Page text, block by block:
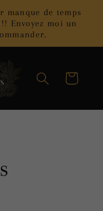
manque de temps
Envoyez moi un
Panier